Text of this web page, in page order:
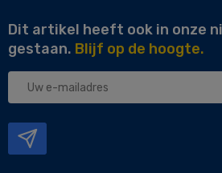
Dit artikel heeft ook in onze
gestaan. Blijf op de hoogte.
Uw